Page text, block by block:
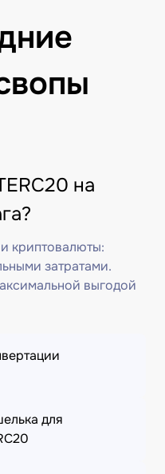
на
криптовалюты:
затратами.
выгодой
для